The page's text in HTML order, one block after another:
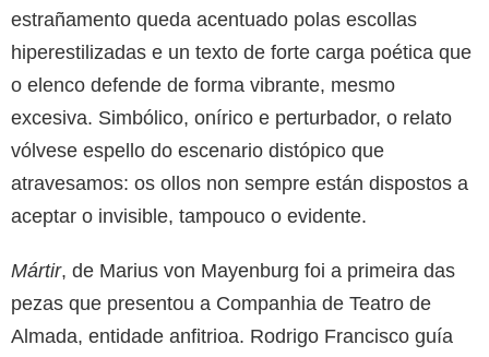
estrañamento queda acentuado polas escollas
hiperestilizadas e un texto de forte carga poética que
o elenco defende de forma vibrante, mesmo
excesiva. Simbólico, onírico e perturbador, o relato
vólvese espello do escenario distópico que
atravesamos: os ollos non sempre están dispostos a
aceptar o invisible, tampouco o evidente.
Mártir, de Marius von Mayenburg foi a primeira das
pezas que presentou a Companhia de Teatro de
Almada, entidade anfitrioa. Rodrigo Francisco guía